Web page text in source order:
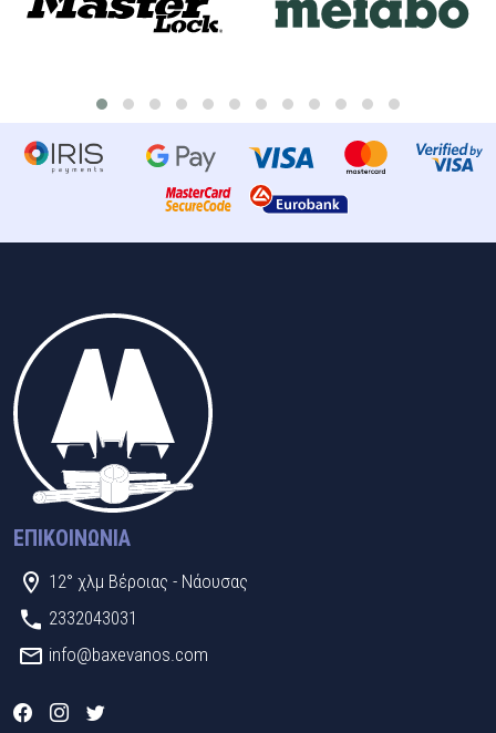
ΕΠΙΚΟΙΝΩΝΊΑ
12° χλμ Βέροιας - Νάουσας
2332043031
info@baxevanos.com